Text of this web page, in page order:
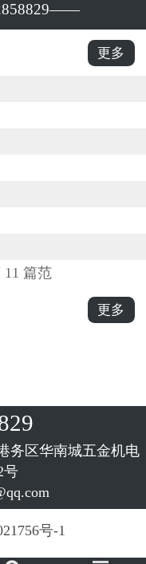
更多
篇范
更多
务区华南城五金机电
号
号-1